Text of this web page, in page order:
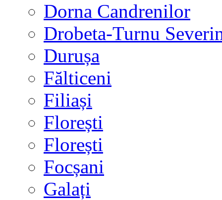
Dorna Candrenilor
Drobeta-Turnu
Durușa
Fălticeni
Filiași
Florești
Florești
Focșani
Galați